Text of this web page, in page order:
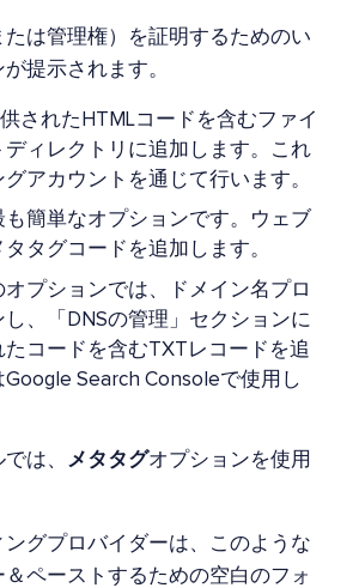
は管理権）を証明するためのい
提示されます。
されたHTMLコードを含むファイ
ィレクトリに追加します。これ
アカウントを通じて行います。
も簡単なオプションです。ウェブ
タグコードを追加します。
オプションでは、ドメイン名プロ
、「DNSの管理」セクションに
コードを含むTXTレコードを追
Search Consoleで使用し
は、 メタタグオプションを使用
グプロバイダーは、このような
ペーストするための空白のフォ